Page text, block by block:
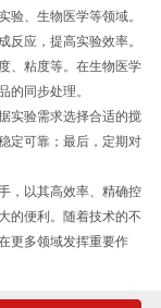
、生物医学等领域。
反应，提高实验效率。
、粘度等。在生物医学
的同步处理。
验需求选择合适的搅
定可靠；最后，定期对
以其高效率、精确控
的便利。随着技术的不
更多领域发挥重要作